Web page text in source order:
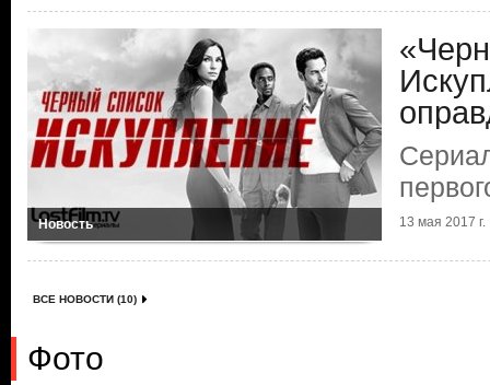
Новость 13 мая 2017 г.
ВСЕ НОВОСТИ (10)
Фото